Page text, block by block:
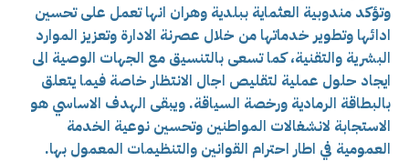
وتؤكد مندوبية العثماية ببلدية وهران انها تعمل على تحسين
ادائها وتطوير خدماتها من خلال عصرنة الادارة وتعزيز الموارد
البشرية والتقنية، كما تسعى بالتنسيق مع الجهات الوصية الى
ايجاد حلول عملية لتقليص اجال الانتظار خاصة فيما يتعلق
بالبطاقة الرمادية ورخصة السياقة. ويبقى الهدف الاساسي هو
الاستجابة لانشغالات المواطنين وتحسين نوعية الخدمة
العمومية في اطار احترام القوانين والتنظيمات المعمول بها.